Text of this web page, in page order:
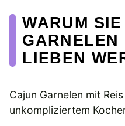
WARUM
GARNELEN
LIEBEN
Cajun Garnelen mit
unkompliziertem